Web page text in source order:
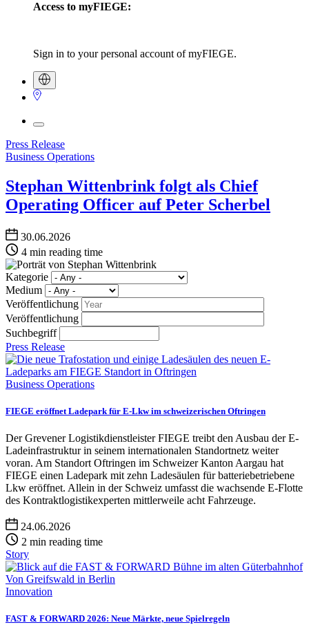
Access to myFIEGE:
Sign in to your personal account of myFIEGE.
Press Release
Business Operations
Stephan Wittenbrink folgt als Chief
Operating Officer auf Peter Scherbel
30.06.2026
4 min reading time
Kategorie
Medium
Veröffentlichung
Veröffentlichung
Suchbegriff
Press Release
Business Operations
FIEGE eröffnet Ladepark für E-Lkw im schweizerischen Oftringen
Der Grevener Logistikdienstleister FIEGE treibt den Ausbau der E-
Ladeinfrastruktur in seinem internationalen Standortnetz weiter
voran. Am Standort Oftringen im Schweizer Kanton Aargau hat
FIEGE einen Ladepark mit zehn Ladesäulen für batteriebetriebene
Lkw eröffnet. Allein in der Schweiz umfasst die wachsende E-Flotte
des Kontraktlogistikexperten mittlerweile acht Fahrzeuge.
24.06.2026
2 min reading time
Story
Innovation
FAST & FORWARD 2026: Neue Märkte, neue Spielregeln